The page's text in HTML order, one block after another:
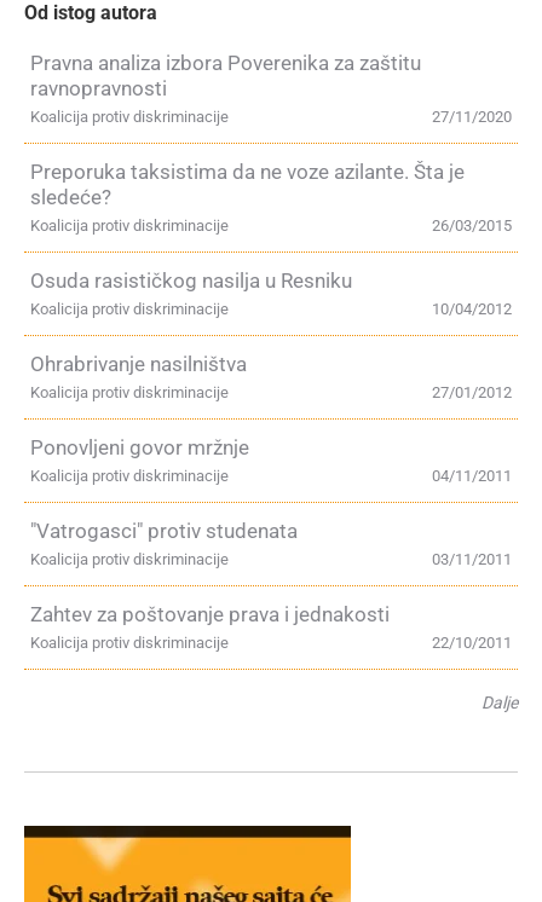
Od istog autora
Pravna analiza izbora Poverenika za zaštitu
ravnopravnosti
27/11/2020
Koalicija protiv diskriminacije
Preporuka taksistima da ne voze azilante. Šta je
sledeće?
26/03/2015
Koalicija protiv diskriminacije
Osuda rasističkog nasilja u Resniku
10/04/2012
Koalicija protiv diskriminacije
Ohrabrivanje nasilništva
27/01/2012
Koalicija protiv diskriminacije
Ponovljeni govor mržnje
04/11/2011
Koalicija protiv diskriminacije
"Vatrogasci" protiv studenata
03/11/2011
Koalicija protiv diskriminacije
Zahtev za poštovanje prava i jednakosti
22/10/2011
Koalicija protiv diskriminacije
Dalje